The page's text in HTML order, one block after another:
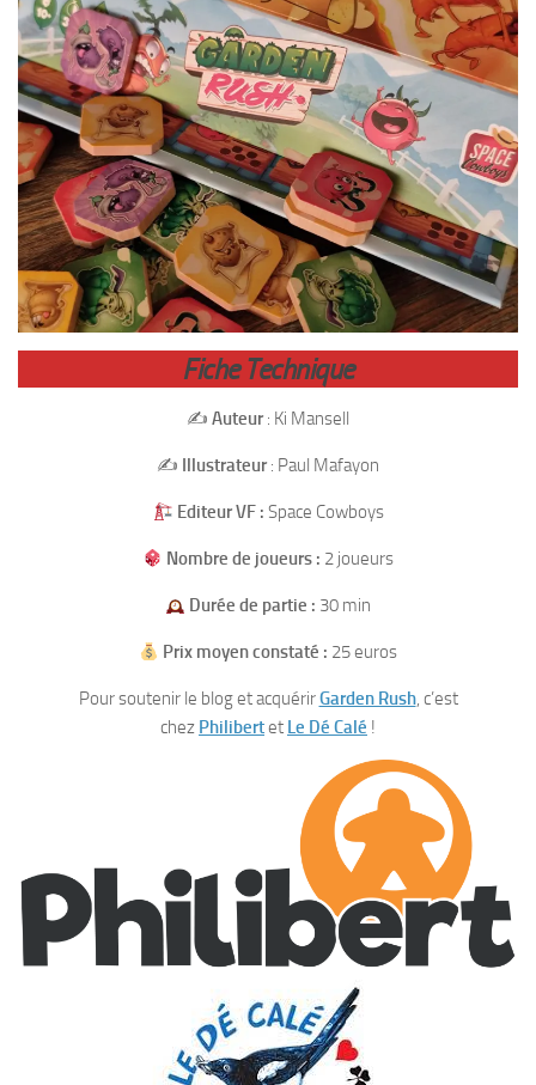
Fiche Technique
✍️ Auteur: Ki Mansell
✍️ Illustrateur: Paul Mafayon
Editeur VF : Space Cowboys
Nombre de joueurs : 2 joueurs
Durée de partie : 30 min
Prix moyen constaté : 25 euros
Pour soutenir le blog et acquérirGarden Rush, c’est
chez Philibertet Le Dé Calé !